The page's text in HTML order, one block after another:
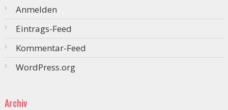
Anmelden
Eintrags-Feed
Kommentar-Feed
WordPress.org
Archiv